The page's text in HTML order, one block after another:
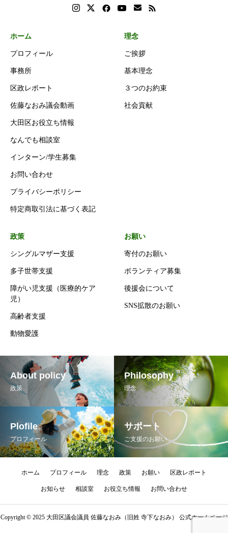
ホーム
プロフィール
事務所
区政レポート
佐藤なおみ議会動画
大田区お役立ち情報
なんでも相談室
インターン/学生募集
お問い合わせ
プライバシーポリシー
特定商取引法に基づく表記
理念
ご挨拶
基本理念
３つのお約束
社会貢献
政策
シングルマザー支援
多子世帯支援
障がい児支援（医療的ケア
児）
高齢者支援
動物愛護
お願い
寄付のお願い
ボランティア募集
後援会について
SNS拡散のお願い
About policy
政策
Philosophy
理念
Plofile
プロフィール
サポート
ご支援のお願い
ホーム プロフィール 理念 政策 お願い 区政レポート
お知らせ 相談室 お役立ち情報 お問い合わせ
Copyright © 2025 大田区議会議員 佐藤なおみ（旧姓 寺下なおみ） 公式ホームページ